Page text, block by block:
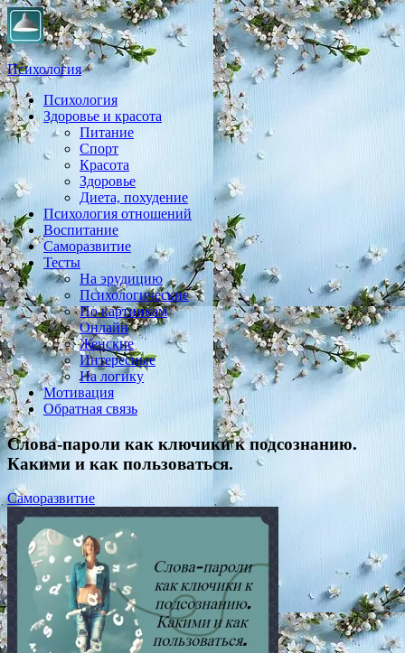
Психология
Практическая психология, личностный рост, экология,
здоровье, воспитание,
Психология
Здоровье и красота
Питание
Спорт
Красота
Здоровье
Диета, похудение
Психология отношений
Воспитание
Саморазвитие
Тесты
На эрудицию
Психологические
По картинкам
Онлайн
Женские
Интересные
На логику
Мотивация
Обратная связь
Слова-пароли как ключики к подсознанию.
Какими и как пользоваться.
Саморазвитие